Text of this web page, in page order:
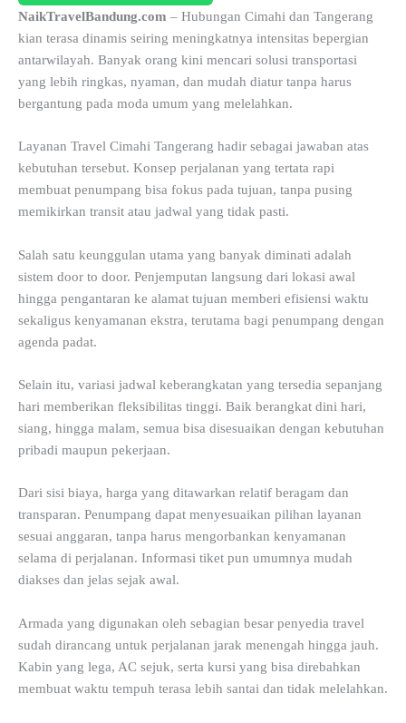
NaikTravelBandung.com – Hubungan Cimahi dan Tangerang
kian terasa dinamis seiring meningkatnya intensitas bepergian
antarwilayah. Banyak orang kini mencari solusi transportasi
yang lebih ringkas, nyaman, dan mudah diatur tanpa harus
bergantung pada moda umum yang melelahkan.
Layanan Travel Cimahi Tangerang hadir sebagai jawaban atas
kebutuhan tersebut. Konsep perjalanan yang tertata rapi
membuat penumpang bisa fokus pada tujuan, tanpa pusing
memikirkan transit atau jadwal yang tidak pasti.
Salah satu keunggulan utama yang banyak diminati adalah
sistem door to door. Penjemputan langsung dari lokasi awal
hingga pengantaran ke alamat tujuan memberi efisiensi waktu
sekaligus kenyamanan ekstra, terutama bagi penumpang dengan
agenda padat.
Selain itu, variasi jadwal keberangkatan yang tersedia sepanjang
hari memberikan fleksibilitas tinggi. Baik berangkat dini hari,
siang, hingga malam, semua bisa disesuaikan dengan kebutuhan
pribadi maupun pekerjaan.
Dari sisi biaya, harga yang ditawarkan relatif beragam dan
transparan. Penumpang dapat menyesuaikan pilihan layanan
sesuai anggaran, tanpa harus mengorbankan kenyamanan
selama di perjalanan. Informasi tiket pun umumnya mudah
diakses dan jelas sejak awal.
Armada yang digunakan oleh sebagian besar penyedia travel
sudah dirancang untuk perjalanan jarak menengah hingga jauh.
Kabin yang lega, AC sejuk, serta kursi yang bisa direbahkan
membuat waktu tempuh terasa lebih santai dan tidak melelahkan.